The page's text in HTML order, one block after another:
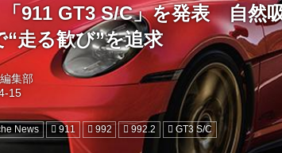
911 GT3 S/C」を発表 自然
“走る歓び”を追求
集部
News 911 992 992.2 GT3 S/C